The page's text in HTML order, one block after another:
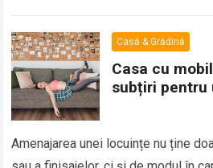
Casă & Grădină
Casa cu
subțiri
Amenajarea unei locuințe nu ține